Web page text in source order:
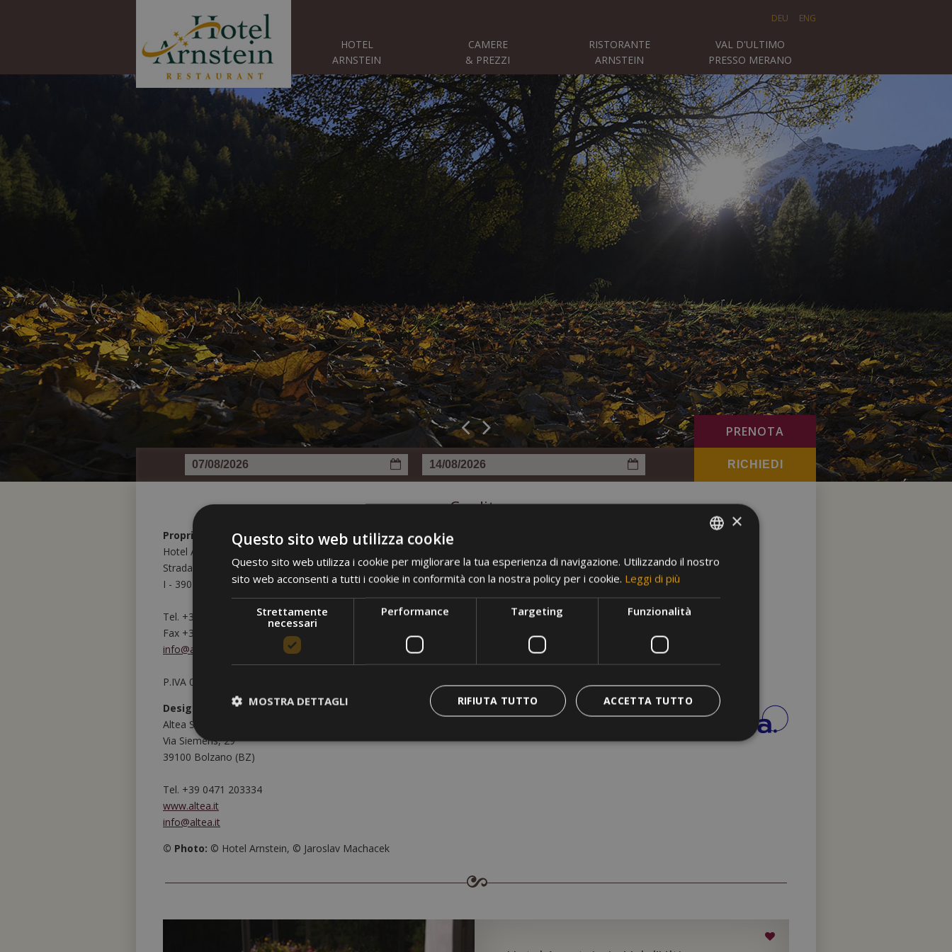
DEU ENG
HOTEL
ARNSTEIN
CAMERE
& PREZZI
RISTORANTE
ARNSTEIN
VAL D'ULTIMO
PRESSO MERANO
PRENOTA
Credits
Proprietario:
Hotel Arnstein Srl,
Strada principale 112,
I - 39016 Santa Gertrude
Tel. +39 0473 798121
Fax +39 0473 798126
info@arnstein.it
P.IVA 02305330215
Design, Realizzazione, Technical Support
Altea Software Srl
Via Siemens, 29
39100 Bolzano (BZ)
Tel. +39 0471 203334
www.altea.it
info@altea.it
© Photo: © Hotel Arnstein, © Jaroslav Machacek
GERMAN
×
Questo sito web utilizza cookie
Questo sito web utilizza i cookie per migliorare la tua esperienza di navigazione. Utilizzando il nostro
sito web acconsenti a tutti i cookie in conformità con la nostra policy per i cookie. Leggi di più
Strettamente
necessari
Performance Targeting Funzionalità
ACCETTA TUTTO
RIFIUTA TUTTO
MOSTRA DETTAGLI